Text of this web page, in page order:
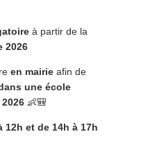
à partir de la
2026
en mairieafin de
une école
👶🎒
12h et de 14h à 17h